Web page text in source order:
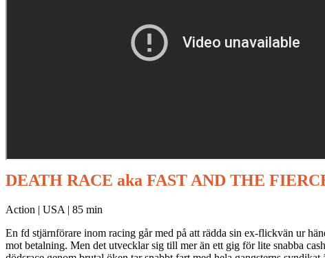
DEATH RACE aka FAST AND THE
Action | USA | 85 min
En fd stjärnförare inom racing går med på att rädda sin ex-flickvän ur
mot betalning. Men det utvecklar sig till mer än ett gig för lite snabba